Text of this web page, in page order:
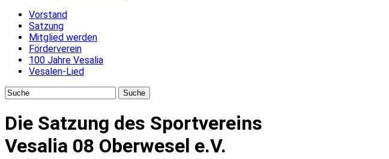
Vorstand
Satzung
Mitglied werden
Förderverein
100 Jahre Vesalia
Vesalen-Lied
Die Satzung des Sportvereins
Vesalia 08 Oberwesel e.V.